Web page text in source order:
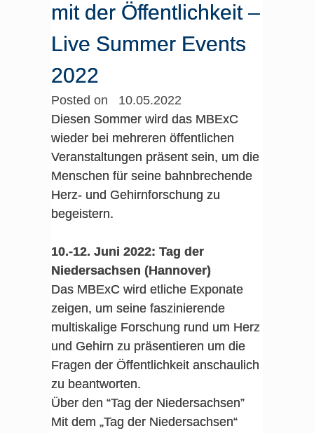
mit der Öffentlichkeit –
Live Summer Events
2022
Posted on 10.05.2022
Diesen Sommer wird das MBExC
wieder bei mehreren öffentlichen
Veranstaltungen präsent sein, um die
Menschen für seine bahnbrechende
Herz- und Gehirnforschung zu
begeistern.
10.-12. Juni 2022: Tag der
Niedersachsen (Hannover)
Das MBExC wird etliche Exponate
zeigen, um seine faszinierende
multiskalige Forschung rund um Herz
und Gehirn zu präsentieren um die
Fragen der Öffentlichkeit anschaulich
zu beantworten.
Über den “Tag der Niedersachsen”
Mit dem „Tag der Niedersachsen“